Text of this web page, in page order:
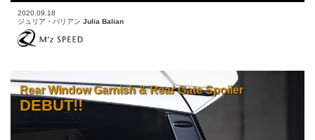
2020.09.18
ジュリア・バリアン Julia Balian
Rear Window Garnish & Rear Gate Spoiler
DEBUT!!